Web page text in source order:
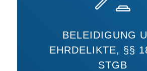
BELEIDIGUNG
EHRDELIKTE, §§
STGB